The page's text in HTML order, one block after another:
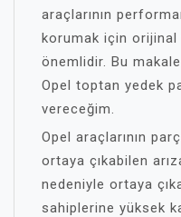
araçlarının
korumak için orijinal
önemlidir. Bu
Opel toptan yedek
vereceğim.
Opel araçlarının
ortaya çıkabilen
nedeniyle ortaya
sahiplerine yüksek